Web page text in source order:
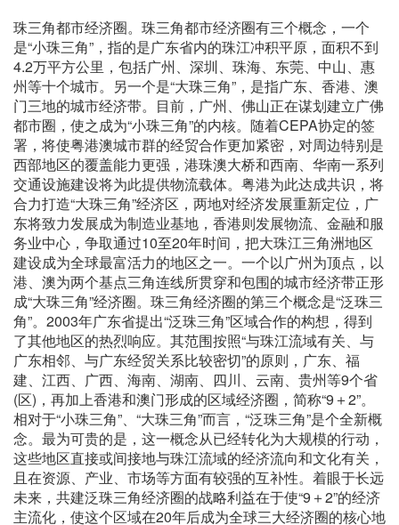
珠三角都市经济圈。珠三角都市经济圈有三个概念，一个
是“小珠三角”，指的是广东省内的珠江冲积平原，面积不到
4.2万平方公里，包括广州、深圳、珠海、东莞、中山、惠
州等十个城市。另一个是“大珠三角”，是指广东、香港、澳
门三地的城市经济带。目前，广州、佛山正在谋划建立广佛
都市圈，使之成为“小珠三角”的内核。随着CEPA协定的签
署，将使粤港澳城市群的经贸合作更加紧密，对周边特别是
西部地区的覆盖能力更强，港珠澳大桥和西南、华南一系列
交通设施建设将为此提供物流载体。粤港为此达成共识，将
合力打造“大珠三角”经济区，两地对经济发展重新定位，广
东将致力发展成为制造业基地，香港则发展物流、金融和服
务业中心，争取通过10至20年时间，把大珠江三角洲地区
建设成为全球最富活力的地区之一。一个以广州为顶点，以
港、澳为两个基点三角连线所贯穿和包围的城市经济带正形
成“大珠三角”经济圈。珠三角经济圈的第三个概念是“泛珠三
角”。2003年广东省提出“泛珠三角”区域合作的构想，得到
了其他地区的热烈响应。其范围按照“与珠江流域有关、与
广东相邻、与广东经贸关系比较密切”的原则，广东、福
建、江西、广西、海南、湖南、四川、云南、贵州等9个省
(区)，再加上香港和澳门形成的区域经济圈，简称“9＋2”。
相对于“小珠三角”、“大珠三角”而言，“泛珠三角”是个全新概
念。最为可贵的是，这一概念从已经转化为大规模的行动，
这些地区直接或间接地与珠江流域的经济流向和文化有关，
且在资源、产业、市场等方面有较强的互补性。着眼于长远
未来，共建泛珠三角经济圈的战略利益在于使“9＋2”的经济
主流化，使这个区域在20年后成为全球三大经济圈的核心地